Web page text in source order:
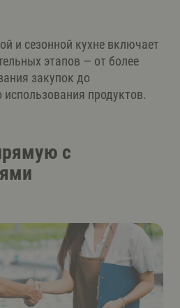
и сезонной кухне включает
этапов — от более
закупок до
продуктов.
с